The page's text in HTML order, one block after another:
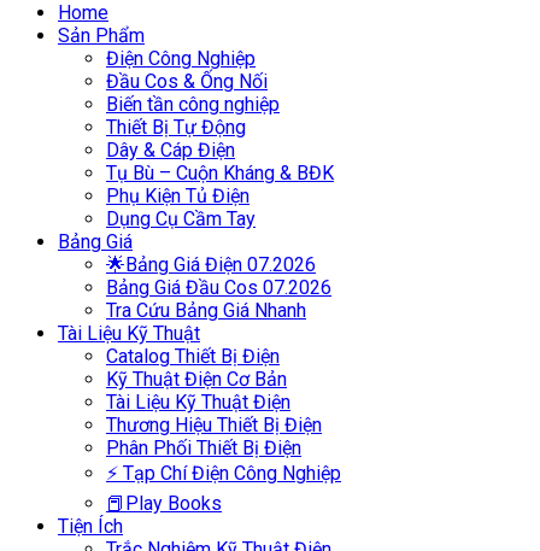
Home
Sản Phẩm
Điện Công Nghiệp
Đầu Cos & Ống Nối
Biến tần công nghiệp
Thiết Bị Tự Động
Dây & Cáp Điện
Tụ Bù – Cuộn Kháng & BĐK
Phụ Kiện Tủ Điện
Dụng Cụ Cầm Tay
Bảng Giá
🌟Bảng Giá Điện 07.2026
Bảng Giá Đầu Cos 07.2026
Tra Cứu Bảng Giá Nhanh
Tài Liệu Kỹ Thuật
Catalog Thiết Bị Điện
Kỹ Thuật Điện Cơ Bản
Tài Liệu Kỹ Thuật Điện
Thương Hiệu Thiết Bị Điện
Phân Phối Thiết Bị Điện
⚡ Tạp Chí Điện Công Nghiệp
📕Play Books
Tiện Ích